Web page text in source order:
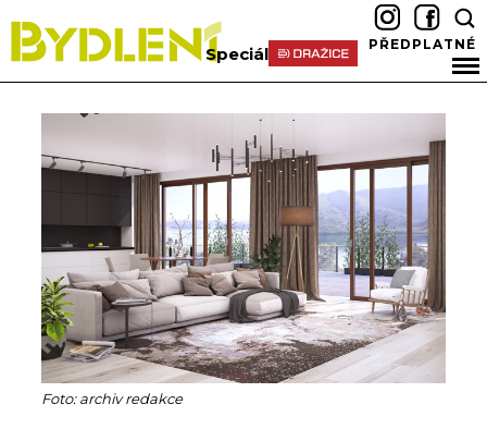
Speciál PŘEDPLATNÉ
Foto: archiv redakce